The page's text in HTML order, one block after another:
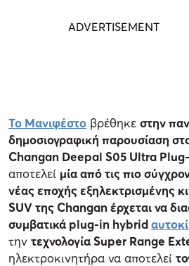
Το Μανιφέστο βρέθηκε στην
δημοσιογραφική παρουσίαση
Changan Deepal S05 Ultra
αποτελεί μία από τις πιο
νέας εποχής εξηλεκτρισμένης
SUV της Changan έρχεται να
συμβατικά plug-in hybrid
την τεχνολογία Super Range
ηλεκτροκινητήρα να αποτελεί